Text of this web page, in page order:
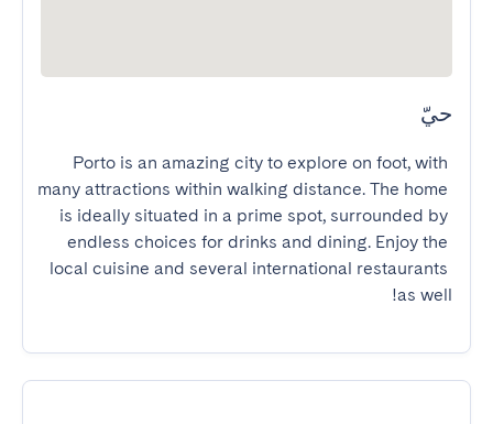
حيّ
Porto is an amazing city to explore on foot, with
many attractions within walking distance. The home
is ideally situated in a prime spot, surrounded by
endless choices for drinks and dining. Enjoy the
local cuisine and several international restaurants
as well!